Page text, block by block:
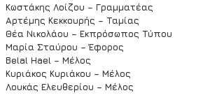
Κωστάκης Λοίζου – Γραμματέας
Αρτέμης Κεκκουρής – Ταμίας
Θέα Νικολάου – Εκπρόσωπος Τύπου
Μαρία Σταύρου – Έφορος
Belal Hael – Μέλος
Κυριάκος Κυριάκου – Μέλος
Λουκάς Ελευθερίου – Μέλος